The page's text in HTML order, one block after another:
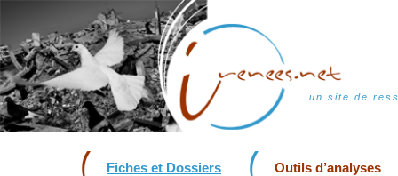
un site de
Fiches et Dossiers Outils d’analyses